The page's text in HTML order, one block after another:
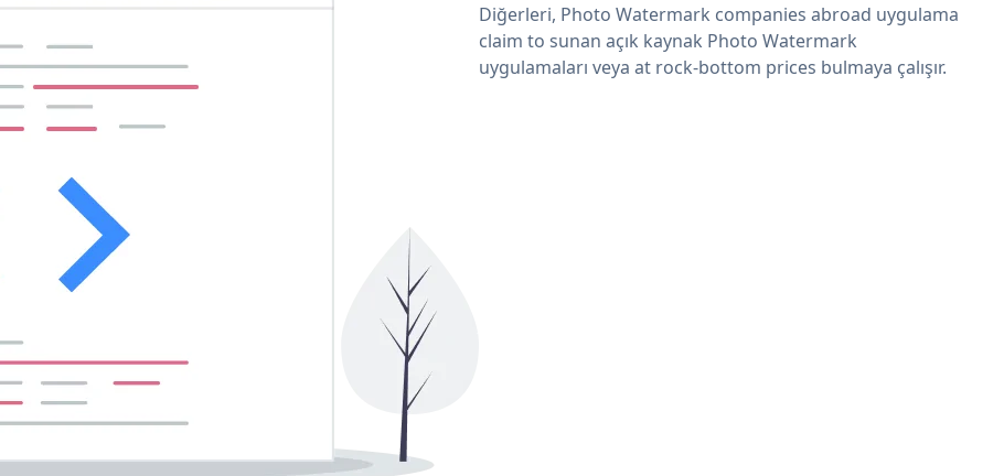
Diğerleri, Photo Watermark companies abroad uygulama
claim to sunan açık kaynak Photo Watermark
uygulamaları veya at rock-bottom prices bulmaya çalışır.